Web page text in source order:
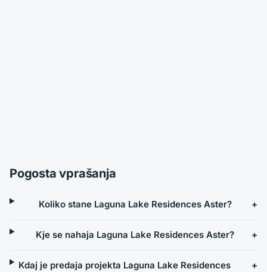
Pogosta vprašanja
Koliko stane Laguna Lake Residences Aster?
Kje se nahaja Laguna Lake Residences Aster?
Kdaj je predaja projekta Laguna Lake Residences